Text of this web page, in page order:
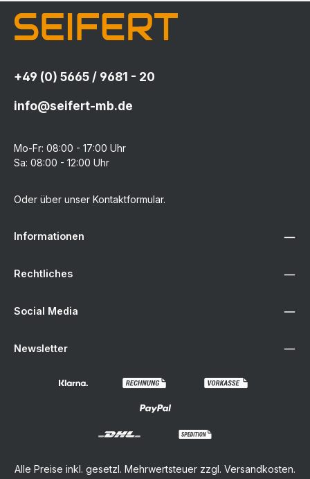
+49 (0) 5665 / 9681 - 20
info@seifert-mb.de
Mo-Fr: 08:00 - 17:00 Uhr
Sa: 08:00 - 12:00 Uhr
Oder über unser Kontaktformular.
Informationen
Rechtliches
Social Media
Newsletter
Alle Preise inkl. gesetzl. Mehrwertsteuer zzgl. Versandkosten.